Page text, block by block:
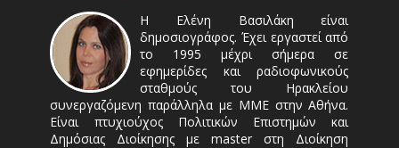
Η Ελένη Βασιλάκη είναι
δημοσιογράφος. Έχει εργαστεί από
το 1995 μέχρι σήμερα σε
εφημερίδες και ραδιοφωνικούς
σταθμούς του Ηρακλείου
συνεργαζόμενη παράλληλα με ΜΜΕ στην Αθήνα.
Είναι πτυχιούχος Πολιτικών Επιστημών και
Δημόσιας Διοίκησης με master στη Διοίκηση